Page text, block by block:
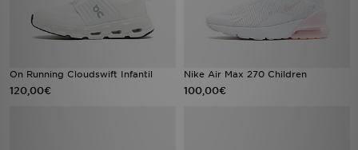
On Running Cloudswift Infantil
120,00€
Nike Air Max 270 Children
100,00€